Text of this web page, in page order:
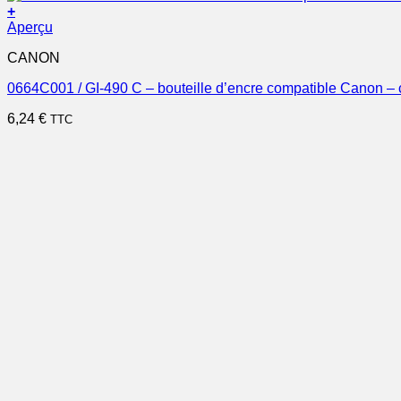
+
Aperçu
CANON
0664C001 / GI-490 C – bouteille d’encre compatible Canon –
6,24 € TTC